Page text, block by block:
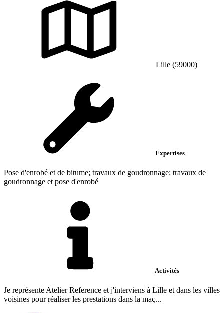
Lille (59000)
Expertises
Pose d'enrobé et de bitume; travaux de goudronnage; travaux de
goudronnage et pose d'enrobé
Activités
Je représente Atelier Reference et j'interviens à Lille et dans les villes
voisines pour réaliser les prestations dans la maç...